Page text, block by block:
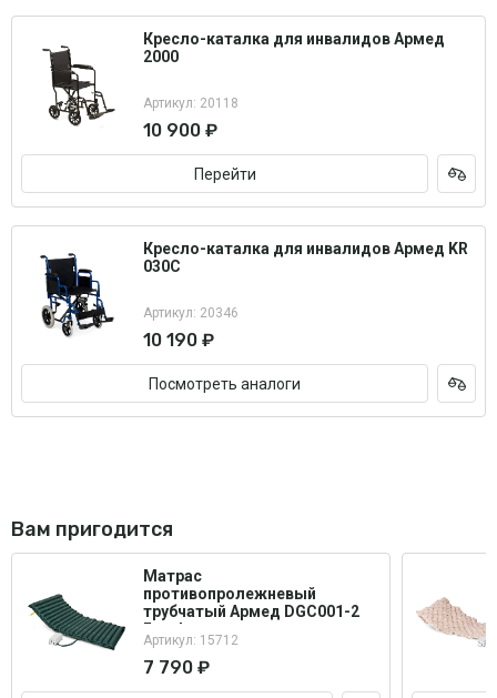
Кресло-каталка для инвалидов Армед
2000
Артикул: 20118
10 900 ₽
Перейти
Кресло-каталка для инвалидов Армед KR
030C
Артикул: 20346
10 190 ₽
Посмотреть аналоги
Вам пригодится
Матрас
противопролежневый
трубчатый Армед DGC001-2
Без функции статик
Артикул: 15712
7 790 ₽